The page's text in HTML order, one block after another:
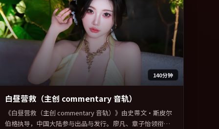
140分钟
白昼营救（主创 commentary 音轨）
《白昼营救（主创 commentary 音轨）》由史蒂文·斯皮尔
伯格执导，中国大陆参与出品与发行。廖凡、章子怡领衔主